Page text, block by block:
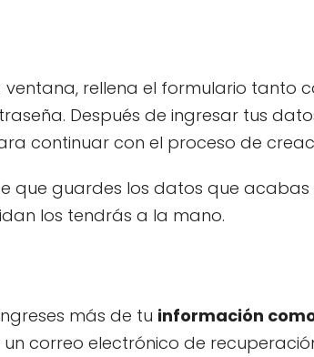
rellena el formulario tanto
Después de ingresar tus
continuar con el proceso de
que guardes los datos que
los tendrás a la mano.
más de tu información
un correo electrónico de